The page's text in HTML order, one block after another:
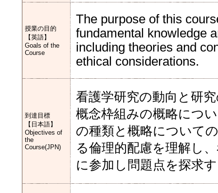
授業の目的
【英語】
Goals of the
Course
The purpose of this
fundamental knowledge
including theories and
ethical considerations.
到達目標
【日本語】
Objectives of
the
Course(JPN)
看護学研究の動向と研
概念枠組みの概略につ
の種類と概略について
る倫理的配慮を理解し
に参加し問題点を探求